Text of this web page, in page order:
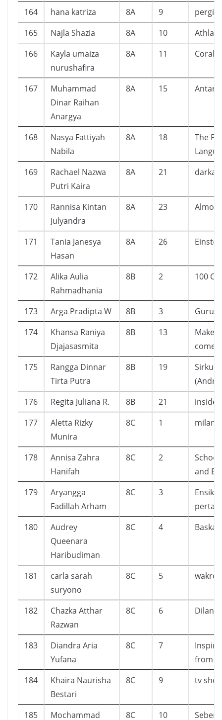
164 hana katriza 8A 9
pergi
165
Najla Shazia 8A 10
Athlas
166
Kayla umaiza
nurushafira
8A 11
167
Muhammad
Dinar Raihan
Anargya
8A 15
168
Nasya Fattiyah
Nabila
8A 18
The
169
Rachael Nazwa
Putri Kaira
8A 21 darka
170
Rannisa Kintan
Julyandra
8A 23
171
Tania Janesya
Hasan
8A 26
172
Alika Aulia
Rahmadhania
8B 2 100
173 Arga Pradipta W 8B 3
Guru
174
Khansa Raniya
Djajasasmita
8B 13
Make
come
175
Rangga Dinnar
Tirta Putra
8B 19
Sirkus
176
Regita Juliana R. 8B 21
inside
177
Aletta Rizky
Munira
8C 1 milan
178
Annisa Zahra
Hanifah
8C 2
and
179
Aryangga
Fadillah Arham
8C 3
180
Audrey
Queenara
Haribudiman
8C 4
181
carla sarah
suryono
8C 5
182
Chazka Atthar
Razwan
8C 6 Dilan
183
Diandra Aria
Yufana
8C 7
from
184
Khaira Naurisha
Bestari
8C 9 tv
185 Mochammad 8C 10